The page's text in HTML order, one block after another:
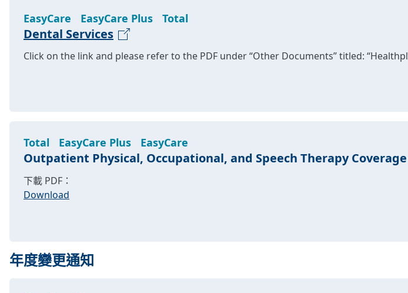
EasyCare EasyCare Plus Total
Dental Services
Click on the link and please refer to the PDF under “Other Documents” titled:
Total EasyCare Plus EasyCare
Outpatient Physical, Occupational, and Speech Therapy
下載 PDF：
Download
年度變更通知